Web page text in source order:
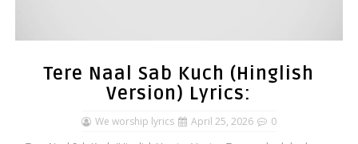
Tere Naal Sab Kuch (Hinglish
Version) Lyrics:
We worship lyrics April 25, 2026
0